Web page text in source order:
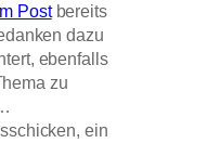
Postbereits
dazu
ebenfalls
zu
ein